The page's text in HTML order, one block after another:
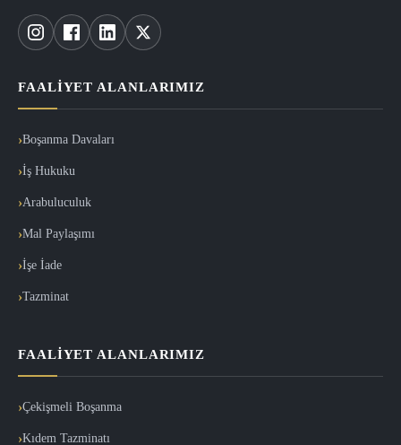
FAALIYET ALANLARIMIZ
Boşanma Davaları
İş Hukuku
Arabuluculuk
Mal Paylaşımı
İşe İade
Tazminat
FAALIYET ALANLARIMIZ
Çekişmeli Boşanma
Kıdem Tazminatı